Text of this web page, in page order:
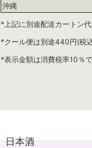
沖縄
*上記に別途配送カートン
*クール便は別途440円(税
*表示金額は消費税率10％で
日本酒